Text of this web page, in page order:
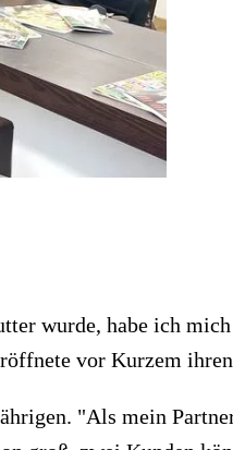
wurde, habe ich
vor Kurzem
"Als mein